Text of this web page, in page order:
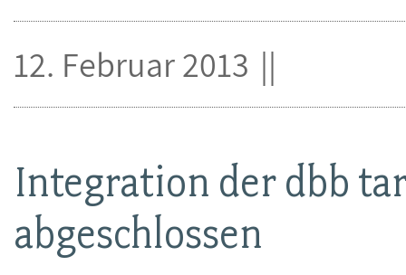
Integration der dbb
abgeschlossen
12. Februar 2013